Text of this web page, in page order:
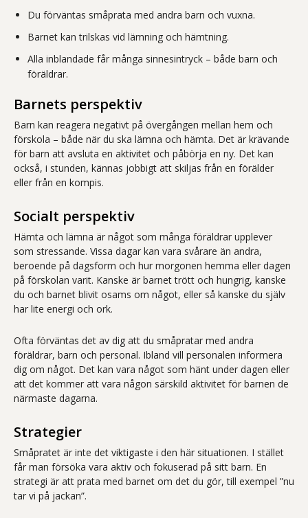
Du förväntas småprata med andra barn och vuxna.
Barnet kan trilskas vid lämning och hämtning.
Alla inblandade får många sinnesintryck – både barn och
föräldrar.
Barnets perspektiv
Barn kan reagera negativt på övergången mellan hem och
förskola – både när du ska lämna och hämta. Det är krävande
för barn att avsluta en aktivitet och påbörja en ny. Det kan
också, i stunden, kännas jobbigt att skiljas från en förälder
eller från en kompis.
Socialt perspektiv
Hämta och lämna är något som många föräldrar upplever
som stressande. Vissa dagar kan vara svårare än andra,
beroende på dagsform och hur morgonen hemma eller dagen
på förskolan varit. Kanske är barnet trött och hungrig, kanske
du och barnet blivit osams om något, eller så kanske du själv
har lite energi och ork.
Ofta förväntas det av dig att du småpratar med andra
föräldrar, barn och personal. Ibland vill personalen informera
dig om något. Det kan vara något som hänt under dagen eller
att det kommer att vara någon särskild aktivitet för barnen de
närmaste dagarna.
Strategier
Småpratet är inte det viktigaste i den här situationen. I stället
får man försöka vara aktiv och fokuserad på sitt barn. En
strategi är att prata med barnet om det du gör, till exempel ”nu
tar vi på jackan”.